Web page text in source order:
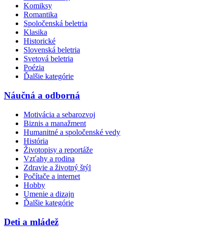
Komiksy
Romantika
Spoločenská beletria
Klasika
Historické
Slovenská beletria
Svetová beletria
Poézia
Ďalšie kategórie
Náučná a odborná
Motivácia a sebarozvoj
Biznis a manažment
Humanitné a spoločenské vedy
História
Životopisy a reportáže
Vzťahy a rodina
Zdravie a životný štýl
Počítače a internet
Hobby
Umenie a dizajn
Ďalšie kategórie
Deti a mládež